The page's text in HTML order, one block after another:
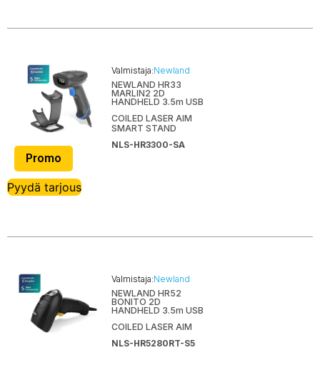
Promo
Valmistaja:Newland
NEWLAND HR33
MARLIN2 2D
HANDHELD 3.5m USB
COILED LASER AIM
SMART STAND
NLS-HR3300-SA
Pyydä tarjous
Valmistaja:Newland
NEWLAND HR52
BONITO 2D
HANDHELD 3.5m USB
COILED LASER AIM
NLS-HR5280RT-S5